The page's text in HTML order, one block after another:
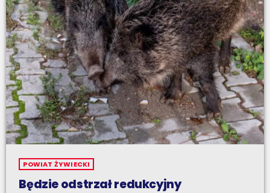
POWIAT ŻYWIECKI
Będzie odstrzał redukcyjny